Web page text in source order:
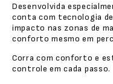
Desenvolvida
conta com tecnologia
impacto nas zonas de
conforto mesmo em
Corra com conforto e
controle em cada passo.